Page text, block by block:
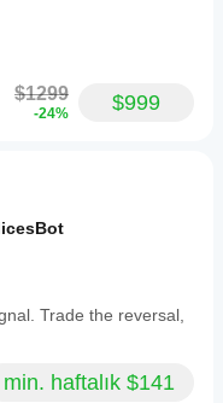
$1299
-24% $999
Trade the reversal,
min. haftalık $141